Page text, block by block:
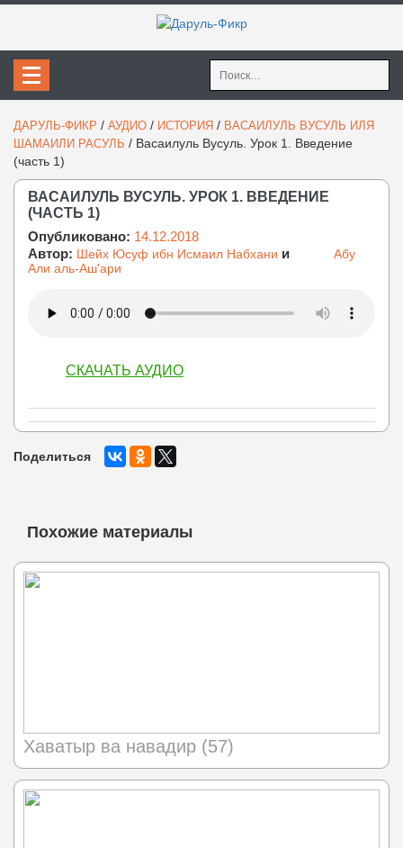
Найти:
ДАРУЛЬ-ФИКР / АУДИО / ИСТОРИЯ / ВАСАИЛУЛЬ ВУСУЛЬ ИЛЯ
ШАМАИЛИ РАСУЛЬ / Васаилуль Вусуль. Урок 1. Введение
(часть 1)
ВАСАИЛУЛЬ ВУСУЛЬ. УРОК 1. ВВЕДЕНИЕ
(ЧАСТЬ 1)
Опубликовано: 14.12.2018
Автор: Шейх Юсуф ибн Исмаил Набхани и
Абу
Али аль-Аш'ари
СКАЧАТЬ АУДИО
Поделиться
Похожие материалы
Хаватыр ва навадир (57)